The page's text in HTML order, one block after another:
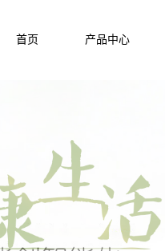
首页 产品中心